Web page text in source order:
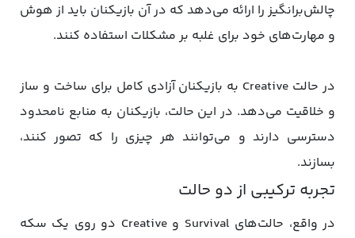
چالش‌برانگیز را ارائه می‌دهد که در آن بازیکنان باید از هوش
و مهارت‌های خود برای غلبه بر مشکلات استفاده کنند.
در حالت Creative به بازیکنان آزادی کامل برای ساخت و ساز
و خلاقیت می‌دهد. در این حالت، بازیکنان به منابع نامحدود
دسترسی دارند و می‌توانند هر چیزی را که تصور کنند،
بسازند.
تجربه ترکیبی از دو حالت
در واقع، حالت‌های Survival و Creative دو روی یک سکه